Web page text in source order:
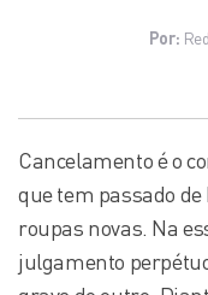
Por:
Cancelamento é o
que tem passado
roupas novas. Na
julgamento